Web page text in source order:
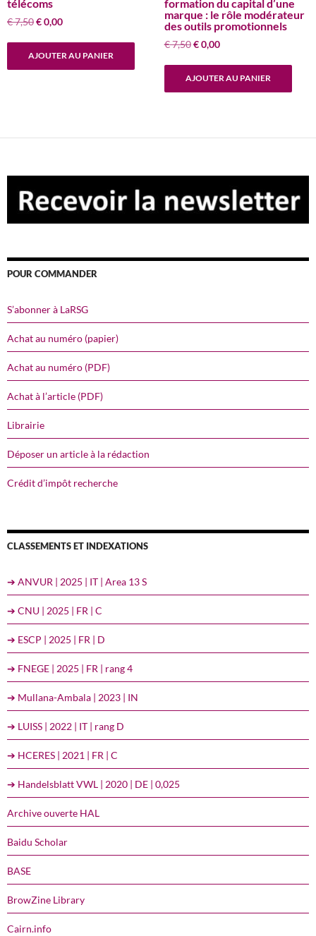
télécoms
€7,50Le
€0,00Le
AJOUTER AU PANIER
formation du capital d’une
marque : le rôle modérateur
des outils promotionnels
€7,50 Le
€0,00Le
AJOUTER AU PANIER
POUR COMMANDER
S’abonner à LaRSG
Achat au numéro (papier)
Achat au numéro (PDF)
Achat à l’article (PDF)
Librairie
Déposer un article à la rédaction
Crédit d’impôt recherche
CLASSEMENTS ET INDEXATIONS
➔ ANVUR | 2025 | IT | Area 13 S
➔ CNU | 2025 | FR | C
➔ ESCP | 2025 | FR | D
➔ FNEGE | 2025 | FR | rang 4
➔ Mullana-Ambala | 2023 | IN
➔ LUISS | 2022 | IT | rang D
➔ HCERES | 2021 | FR | C
➔ Handelsblatt VWL | 2020 | DE | 0,025
Archive ouverte HAL
Baidu Scholar
BASE
BrowZine Library
Cairn.info